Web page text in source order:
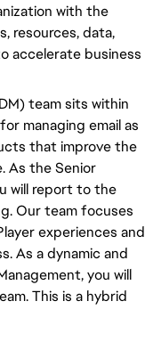
with the
resources, data,
accelerate business
team sits within
managing email as
that improve the
As the Senior
will report to the
Our team focuses
experiences and
As a dynamic and
you will
This is a hybrid